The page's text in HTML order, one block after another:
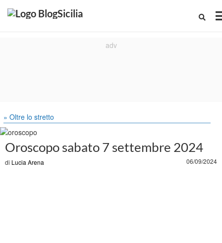
» Oltre lo stretto
Oroscopo sabato 7 settembre 2024
di Lucia Arena 06/09/2024